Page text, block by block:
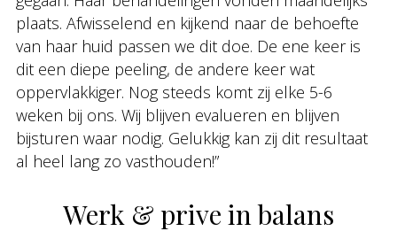
plaats. Afwisselend en kijkend naar de behoefte
van haar huid passen we dit doe. De ene keer is
dit een diepe peeling, de andere keer wat
oppervlakkiger. Nog steeds komt zij elke 5-6
weken bij ons. Wij blijven evalueren en blijven
bijsturen waar nodig. Gelukkig kan zij dit resultaat
al heel lang zo vasthouden!”
Werk & prive in balans